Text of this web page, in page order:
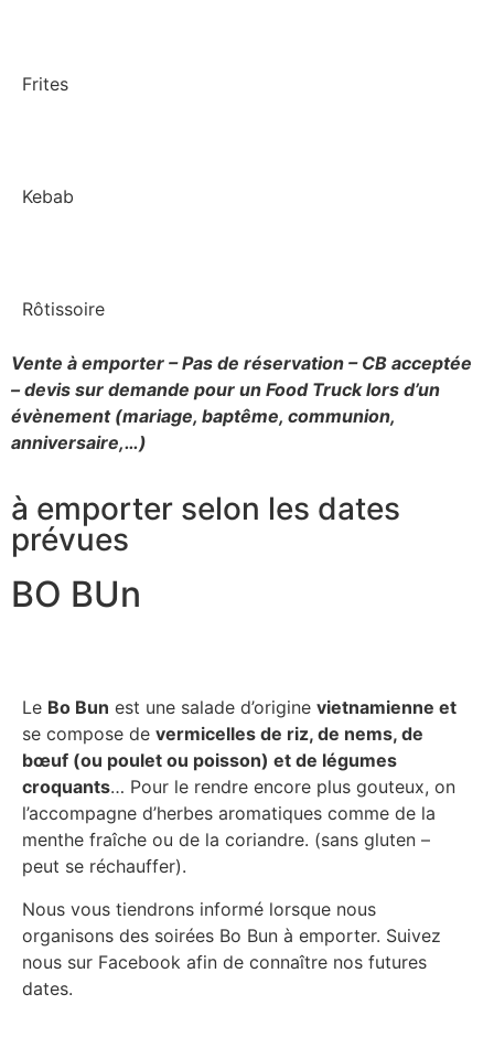
Frites
Kebab
Rôtissoire
Vente à emporter – Pas de réservation – CB acceptée
– devis sur demande pour un Food Truck lors d’un
évènement (mariage, baptême, communion,
anniversaire,…)
à emporter selon les dates
prévues
BO BUn
Le Bo Bun est une salade d’origine vietnamienne et
se compose de vermicelles de riz, de nems, de
bœuf (ou poulet ou poisson) et de légumes
croquants… Pour le rendre encore plus gouteux, on
l’accompagne d’herbes aromatiques comme de la
menthe fraîche ou de la coriandre. (sans gluten –
peut se réchauffer).
Nous vous tiendrons informé lorsque nous
organisons des soirées Bo Bun à emporter. Suivez
nous sur Facebook afin de connaître nos futures
dates.